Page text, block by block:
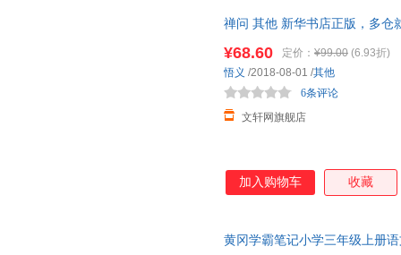
禅问 其他 新华书店正版，多仓
¥68.60 定价： ¥99.00 (6.93折)
文轩网旗舰店
6条评论
悟义 /2018-08-01 /其他
加入购物车 收藏
黄冈学霸笔记小学三年级上册